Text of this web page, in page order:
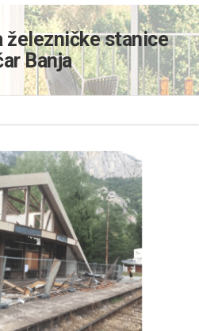
železničke stanice
Banja